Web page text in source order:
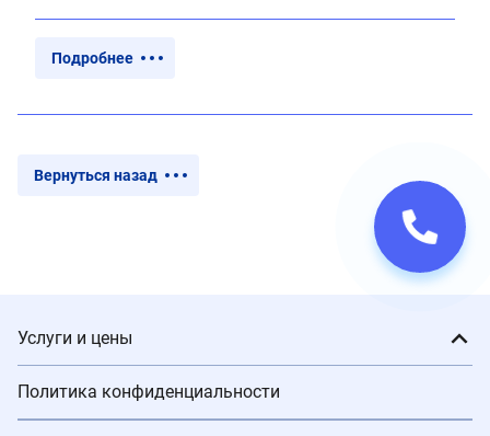
Подробнее
Вернуться назад
Услуги и цены
Политика конфиденциальности